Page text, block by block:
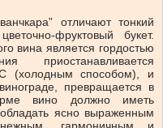
отличают тонкий
фруктовый букет.
вина является гордостью
приостанавливается
(холодным способом), и
превращается в
вино должно иметь
ясно выраженным